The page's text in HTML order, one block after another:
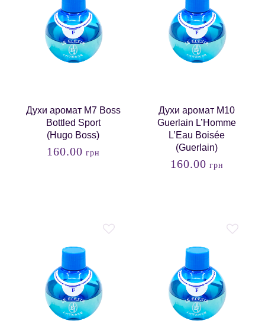
Духи аромат M7 Boss
Bottled Sport
(Hugo Boss)
160.00 грн
Духи аромат M10
Guerlain L’Homme
L’Eau Boisée
(Guerlain)
160.00 грн